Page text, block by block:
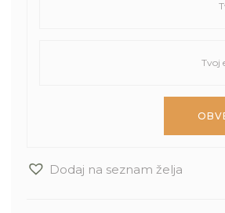
Dodaj na seznam želja